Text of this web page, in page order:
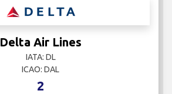
Delta Air Lines
IATA: DL
ICAO: DAL
2